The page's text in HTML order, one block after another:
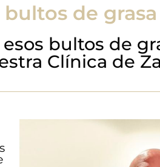
bultos de grasa
bultos de
Clínica de